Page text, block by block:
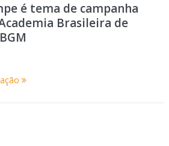
é tema de campanha
Brasileira de